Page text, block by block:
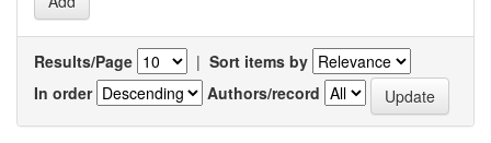
Results/Page | Sort items by
In order
Authors/record